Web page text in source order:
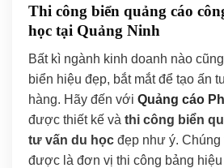
Thi công biển quảng cáo
học tại Quảng Ninh
Bất kì ngành kinh doanh nào
biển hiệu đẹp, bắt mắt để tạo ấn
hàng. Hãy đến với Quảng cáo
được thiết kế và thi công biển
tư vấn du học đẹp như ý. Chúng
được là đơn vị thi công bảng